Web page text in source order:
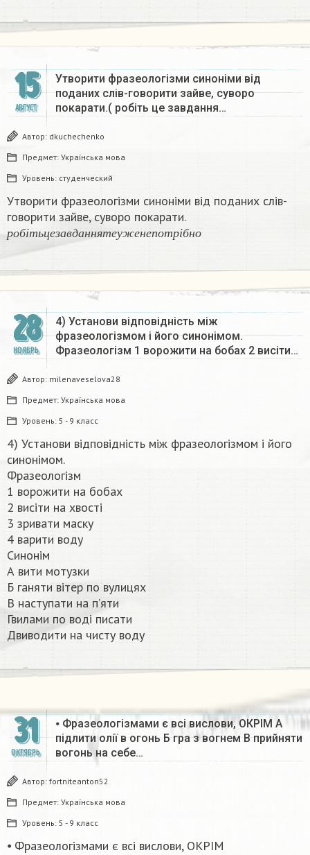
15
АВГУСТ
Утворити фразеологізми синоніми від
поданих слів-говорити зайве, суворо
покарати.( робіть це завдання…
Автор: dkuchechenko
Предмет: Українська мова
Уровень: студенческий
Утворити фразеологізми синоніми від поданих слів-
говорити зайве, суворо покарати.
р о б і т ь ц е з а в д а н нят е у ж е н е п о т р і б н о
робітьце завдан нятеуж енепотрібн
28
НОЯБРЬ
4) Установи відповідність між
фразеологізмом і його синонімом.
Фразеологізм 1 ворожити на бобах 2 висіти…
Автор: milenaveselova28
Предмет: Українська мова
Уровень: 5 - 9 класс
4) Установи відповідність між фразеологізмом і його
синонімом.
Фразеологізм
1 ворожити на бобах
2 висіти на хвості
3 зривати маску
4 варити воду
Синонім
А вити мотузки
Б ганяти вітер по вулицях
В наступати на п’яти
Гвилами по воді писати
Двиводити на чисту воду​
31
ОКТЯБРЬ
⦁ Фразеологізмами є всі вислови, ОКРІМ А
підлити олії в огонь Б гра з вогнем В прийняти
вогонь на себе…
Автор: fortniteanton52
Предмет: Українська мова
Уровень: 5 - 9 класс
⦁ Фразеологізмами є всі вислови, ОКРІМ